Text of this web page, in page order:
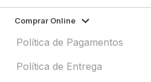
Comprar Online
Política de Pagamentos
Política de Entrega